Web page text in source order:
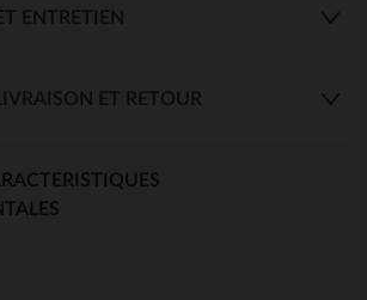
ENTRETIEN
ET RETOUR